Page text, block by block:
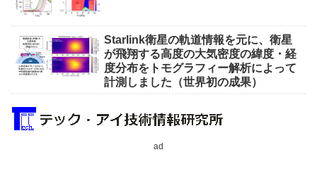
Starlink衛星の軌道情報を元に、衛星
が飛翔する高度の大気密度の緯度・経
度分布をトモグラフィー解析によって
計測しました（世界初の成果）
ad